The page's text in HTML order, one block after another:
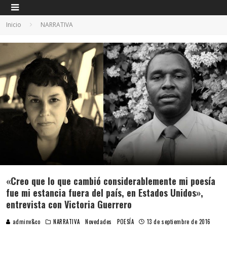
Inicio NARRATIVA
«Creo que lo que cambió considerablemente mi poesía
fue mi estancia fuera del país, en Estados Unidos»,
entrevista con Victoria Guerrero
adminv&co NARRATIVA Novedades POESÍA 13 de septiembre de 2016